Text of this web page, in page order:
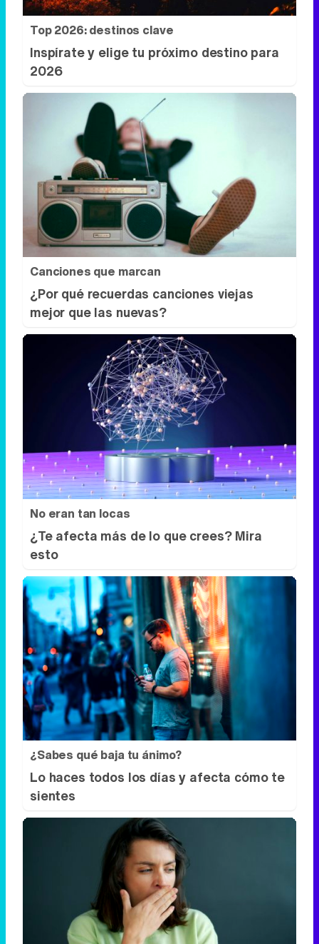
Canciones que marcan
¿Por qué recuerdas canciones viejas
mejor que las nuevas?
No eran tan locas
¿Te afecta más de lo que crees? Mira
esto
¿Sabes qué baja tu ánimo?
Lo haces todos los días y afecta cómo te
sientes
¿Por qué se contagia?
La ciencia explica por qué el bostezo es
contagioso